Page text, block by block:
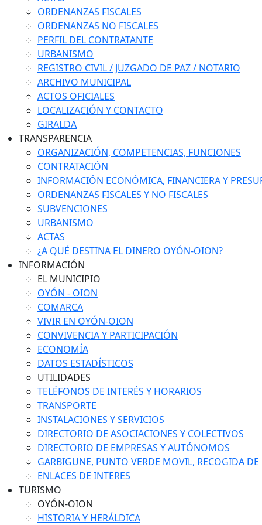
ORDENANZAS FISCALES
ORDENANZAS NO FISCALES
PERFIL DEL CONTRATANTE
URBANISMO
REGISTRO CIVIL / JUZGADO DE PAZ / NOTARIO
ARCHIVO MUNICIPAL
ACTOS OFICIALES
LOCALIZACIÓN Y CONTACTO
GIRALDA
TRANSPARENCIA
ORGANIZACIÓN, COMPETENCIAS, FUNCIONES
CONTRATACIÓN
INFORMACIÓN ECONÓMICA, FINANCIERA Y
ORDENANZAS FISCALES Y NO FISCALES
SUBVENCIONES
URBANISMO
ACTAS
¿A QUÉ DESTINA EL DINERO OYÓN-OION?
INFORMACIÓN
EL MUNICIPIO
OYÓN - OION
COMARCA
VIVIR EN OYÓN-OION
CONVIVENCIA Y PARTICIPACIÓN
ECONOMÍA
DATOS ESTADÍSTICOS
UTILIDADES
TELÉFONOS DE INTERÉS Y HORARIOS
TRANSPORTE
INSTALACIONES Y SERVICIOS
DIRECTORIO DE ASOCIACIONES Y COLECTIVOS
DIRECTORIO DE EMPRESAS Y AUTÓNOMOS
GARBIGUNE, PUNTO VERDE MOVIL, RECOGIDA DE
ENLACES DE INTERES
TURISMO
OYÓN-OION
HISTORIA Y HERÁLDICA